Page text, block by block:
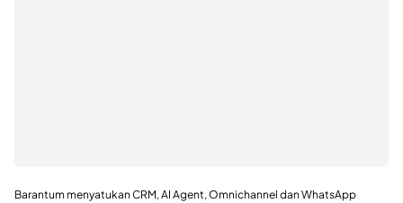
Barantum menyatukan CRM, AI Agent, Omnichannel dan WhatsApp